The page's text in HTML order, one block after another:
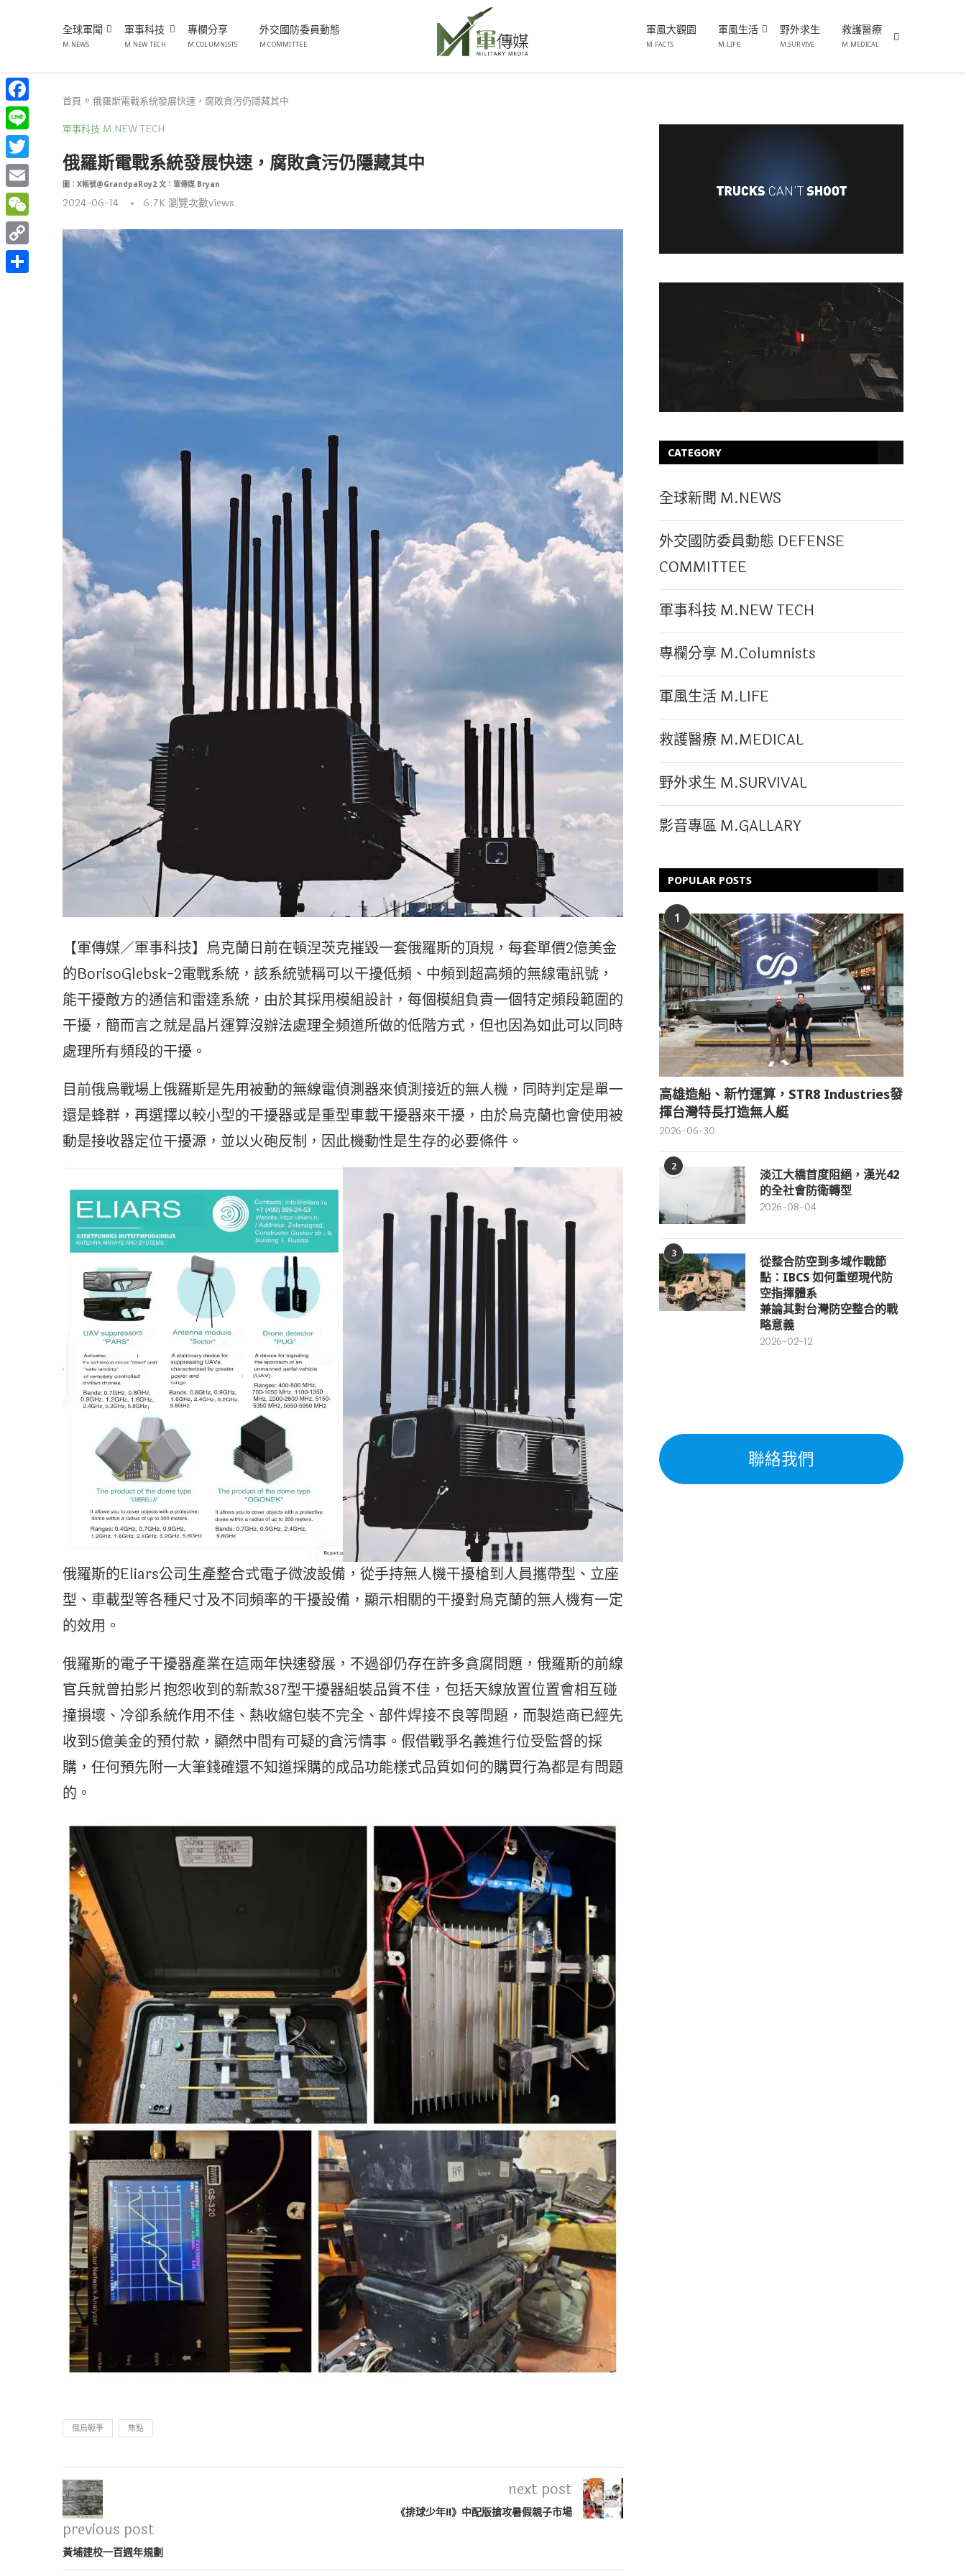
全球軍聞
M.NEWS
軍事科技
M.NEW TECH
專欄分享
M.COLUMNISTS
外交國防委員動態
M COMMITTEE
軍風大觀園
M.FACTS
軍風生活
M.LIFE
野外求生
M.SURVIVE
救護醫療
M.MEDICAL
首頁 » 俄羅斯電戰系統發展快速，腐敗貪污仍隱藏其中
軍事科技 M.NEW TECH
俄羅斯電戰系統發展快速，腐敗貪污仍隱藏其中
圖：X帳號@GrandpaRoy2 文：軍傳媒 Bryan
2024-06-14 6.7K瀏覽次數views
【軍傳媒／軍事科技】烏克蘭日前在頓涅茨克摧毀一套俄羅斯的頂規，每套單價2億美金
的BorisoGlebsk-2電戰系統，該系統號稱可以干擾低頻、中頻到超高頻的無線電訊號，
能干擾敵方的通信和雷達系統，由於其採用模組設計，每個模組負責一個特定頻段範圍的
干擾，簡而言之就是晶片運算沒辦法處理全頻道所做的低階方式，但也因為如此可以同時
處理所有頻段的干擾。
目前俄烏戰場上俄羅斯是先用被動的無線電偵測器來偵測接近的無人機，同時判定是單一
還是蜂群，再選擇以較小型的干擾器或是重型車載干擾器來干擾，由於烏克蘭也會使用被
動是接收器定位干擾源，並以火砲反制，因此機動性是生存的必要條件。
俄羅斯的Eliars公司生產整合式電子微波設備，從手持無人機干擾槍到人員攜帶型、立座
型、車載型等各種尺寸及不同頻率的干擾設備，顯示相關的干擾對烏克蘭的無人機有一定
的效用。
俄羅斯的電子干擾器產業在這兩年快速發展，不過卻仍存在許多貪腐問題，俄羅斯的前線
官兵就曾拍影片抱怨收到的新款387型干擾器組裝品質不佳，包括天線放置位置會相互碰
撞損壞、冷卻系統作用不佳、熱收縮包裝不完全、部件焊接不良等問題，而製造商已經先
收到5億美金的預付款，顯然中間有可疑的貪污情事。假借戰爭名義進行位受監督的採
購，任何預先附一大筆錢確還不知道採購的成品功能樣式品質如何的購買行為都是有問題
的。
俄烏戰爭 焦點
previous post
黃埔建校一百週年規劃
next post
《排球少年!!》中配版搶攻暑假親子市場
CATEGORY
全球新聞 M.NEWS
外交國防委員動態 DEFENSE
COMMITTEE
軍事科技 M.NEW TECH
專欄分享 M.Columnists
軍風生活 M.LIFE
救護醫療 M.MEDICAL
野外求生 M.SURVIVAL
影音專區 M.GALLARY
POPULAR POSTS
1
高雄造船、新竹運算，STR8 Industries發
揮台灣特長打造無人艇
2026-06-30
2
淡江大橋首度阻絕，漢光42
的全社會防衛轉型
2026-08-04
3
從整合防空到多域作戰節
點：IBCS 如何重塑現代防
空指揮體系
兼論其對台灣防空整合的戰
略意義
2026-02-12
聯絡我們
Facebook
Line
Twitter
Email
WeChat
Copy
Link